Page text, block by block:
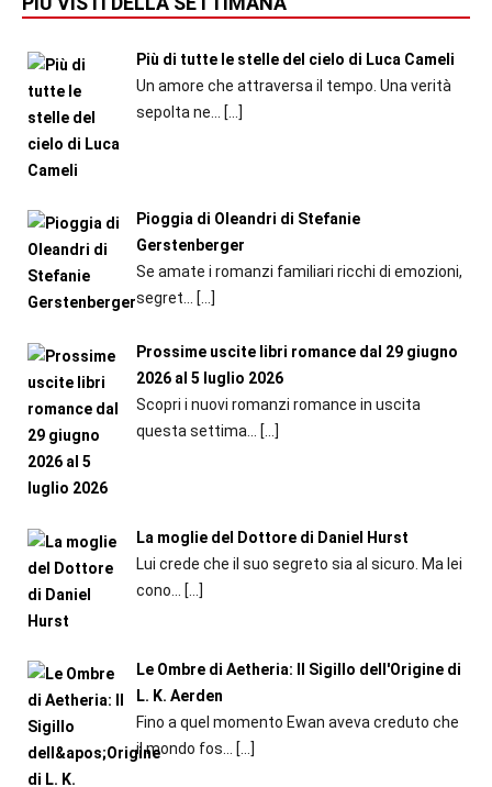
Più di tutte le stelle del cielo di Luca Cameli
Un amore che attraversa il tempo. Una verità
sepolta ne... […]
Pioggia di Oleandri di Stefanie
Gerstenberger
Se amate i romanzi familiari ricchi di emozioni,
segret...
[…]
Prossime uscite libri romance dal 29 giugno
2026 al 5 luglio 2026
Scopri i nuovi romanzi romance in uscita
questa settima...
[…]
La moglie del Dottore di Daniel Hurst
Lui crede che il suo segreto sia al sicuro. Ma lei
cono...
[…]
Le Ombre di Aetheria: Il Sigillo dell'Origine di
L. K. Aerden
Fino a quel momento Ewan aveva creduto che
il mondo fos... […]